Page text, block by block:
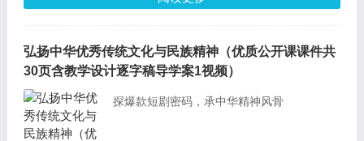
弘扬中华优秀传统文化与民族精神（优质公开课课件共
30页含教学设计逐字稿导学案1视频）
探爆款短剧密码，承中华精神风骨